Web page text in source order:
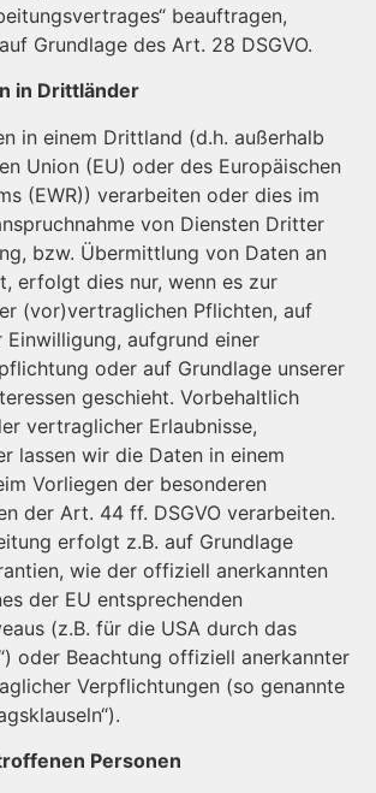
beauftragen,
Grundlage des Art. 28 DSGVO.
in Drittländer
in einem Drittland (d.h. außerhalb
Union (EU) oder des Europäischen
(EWR)) verarbeiten oder dies im
von Diensten Dritter
bzw. Übermittlung von Daten an
erfolgt dies nur, wenn es zur
(vor)vertraglichen Pflichten, auf
Einwilligung, aufgrund einer
oder auf Grundlage unserer
geschieht. Vorbehaltlich
vertraglicher Erlaubnisse,
lassen wir die Daten in einem
Vorliegen der besonderen
der Art. 44 ff. DSGVO verarbeiten.
erfolgt z.B. auf Grundlage
wie der offiziell anerkannten
der EU entsprechenden
(z.B. für die USA durch das
oder Beachtung offiziell anerkannter
Verpflichtungen (so genannte
Personen